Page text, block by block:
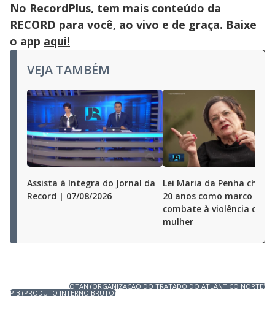
No RecordPlus, tem mais conteúdo da
RECORD para você, ao vivo e de graça. Baixe
o app aqui!
VEJA TAMBÉM
Assista à íntegra do Jornal da
Record | 07/08/2026
Lei Maria da Penha chega
20 anos como marco no
combate à violência
mulher
OTAN (ORGANIZAÇÃO DO TRATADO DO ATLÂNTICO NORTE)
PIB (PRODUTO INTERNO BRUTO)